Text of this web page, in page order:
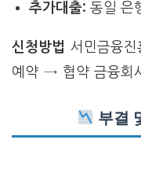
추가대출: 동일 은
신청방법 서민금융
예약 → 협약 금융회
부결